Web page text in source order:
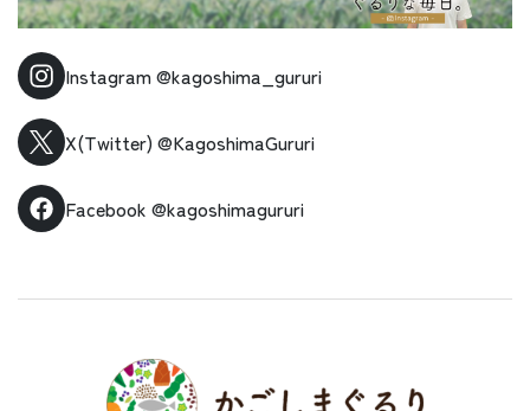
Instagram@kagoshima_gururi
X(Twitter) @KagoshimaGururi
Facebook @kagoshimagururi